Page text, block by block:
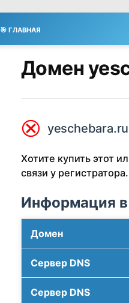
🎯 ГЛАВНАЯ
Домен
⮿ yeschebara.ru
Хотите купить этот
связи у регистратора.
Информация в
Домен
Сервер DNS
Сервер DNS